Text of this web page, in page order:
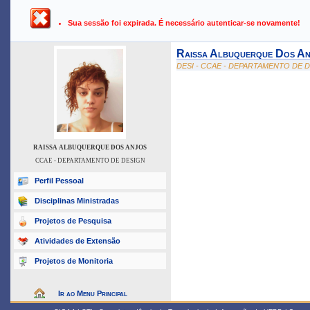
UFPB ›
Sua sessão foi expirada. É necessário autenticar-se novamente!
RAISSA ALBUQUERQUE DOS ANJOS
CCAE - DEPARTAMENTO DE DESIGN
Perfil Pessoal
Disciplinas Ministradas
Projetos de Pesquisa
Atividades de Extensão
Projetos de Monitoria
Ir ao Menu Principal
Raissa Albuquerque Dos
DESI - CCAE - DEPARTAMENTO DE